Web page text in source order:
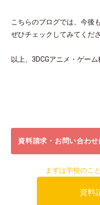
こちらのブログでは、今後
ぜひチェックしてみてくだ
以上、3DCGアニメ・ゲー
資料請求・お問い合わせ
まずは学校のこ
資料